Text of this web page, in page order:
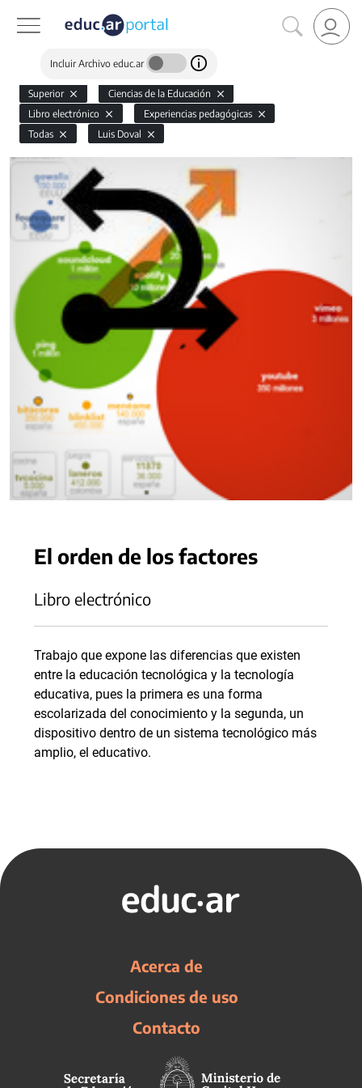
Incluir Archivo educ.ar
Superior
Ciencias de la Educación
Libro electrónico
Experiencias pedagógicas
Todas
Luis Doval
El orden de los factores
Libro electrónico
Trabajo que expone las diferencias que existen
entre la educación tecnológica y la tecnología
educativa, pues la primera es una forma
escolarizada del conocimiento y la segunda, un
dispositivo dentro de un sistema tecnológico más
amplio, el educativo.
Acerca de
Condiciones de uso
Contacto